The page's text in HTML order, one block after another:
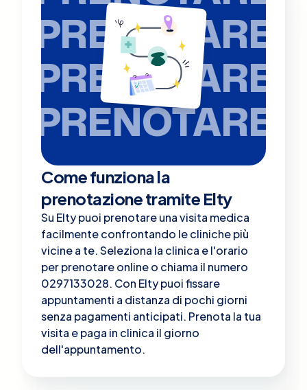
PRENOTARE
PRENOTARE
PRENOTARE
Come funziona la
prenotazione tramite Elty
Su Elty puoi prenotare una visita medica
facilmente confrontando le cliniche più
vicine a te. Seleziona la clinica e l'orario
per prenotare online o chiama il numero
0297133028. Con Elty puoi fissare
appuntamenti a distanza di pochi giorni
senza pagamenti anticipati. Prenota la tua
visita e paga in clinica il giorno
dell'appuntamento.